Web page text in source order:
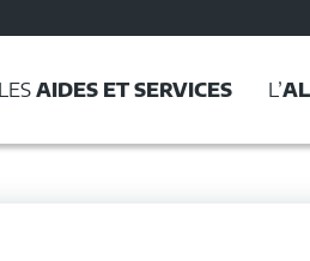
LES AIDES ET SERVICES L’